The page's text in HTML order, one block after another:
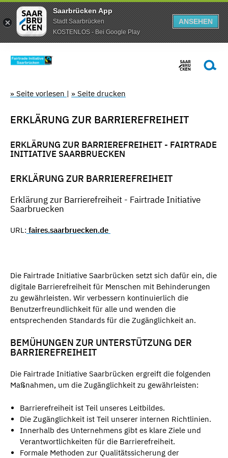
Saarbrücken App
Stadt Saarbrücken
KOSTENLOS - Bei Google Play
ANSEHEN
» Seite vorlesen | » Seite drucken
ERKLÄRUNG ZUR BARRIEREFREIHEIT
ERKLÄRUNG ZUR BARRIEREFREIHEIT - FAIRTRADE
INITIATIVE SAARBRUECKEN
ERKLÄRUNG ZUR BARRIEREFREIHEIT
Erklärung zur Barrierefreiheit - Fairtrade Initiative
Saarbruecken
URL: faires.saarbruecken.de
Die Fairtrade Initiative Saarbrücken setzt sich dafür ein, die
digitale Barrierefreiheit für Menschen mit Behinderungen
zu gewährleisten. Wir verbessern kontinuierlich die
Benutzerfreundlichkeit für alle und wenden die
entsprechenden Standards für die Zugänglichkeit an.
BEMÜHUNGEN ZUR UNTERSTÜTZUNG DER
BARRIEREFREIHEIT
Die Fairtrade Initiative Saarbrücken ergreift die folgenden
Maßnahmen, um die Zugänglichkeit zu gewährleisten:
Barrierefreiheit ist Teil unseres Leitbildes.
Die Zugänglichkeit ist Teil unserer internen Richtlinien.
Innerhalb des Unternehmens gibt es klare Ziele und
Verantwortlichkeiten für die Barrierefreiheit.
Formale Methoden zur Qualitätssicherung der